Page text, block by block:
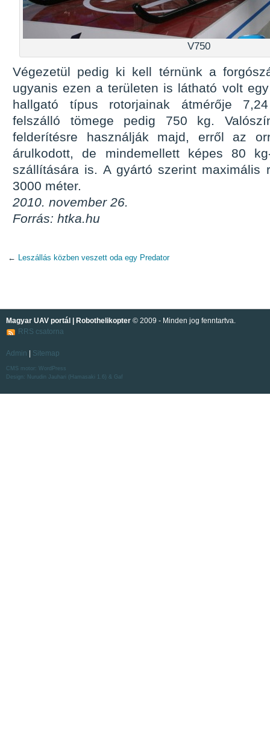
V750
Végezetül pedig ki kell térnünk a
ugyanis ezen a területen is látható volt
hallgató típus rotorjainak átmérője
felszálló tömege pedig 750 kg.
felderítésre használják majd, erről az
árulkodott, de mindemellett képes 80
szállítására is. A gyártó szerint maximális
3000 méter.
2010. november 26.
Forrás: htka.hu
← Leszállás közben veszett oda egy Predator
Magyar UAV portál | Robothelikopter © 2009 - Minden jog fenntartva.
RRS csatorna
Admin Sitemap
CMS motor: WordPress
Design: Nurudin Jauhari (
Hamasaki 1.6 ) & Gaf